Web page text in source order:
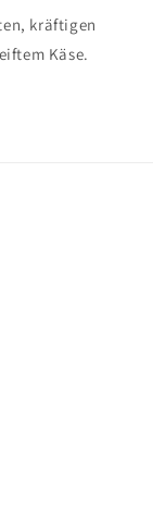
kräftigen
Käse.